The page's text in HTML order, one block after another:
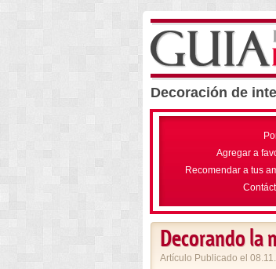
Decoración de
Agregar a
Recomendar a tus
Decorando la
Artículo Publicado el